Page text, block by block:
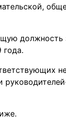
года.